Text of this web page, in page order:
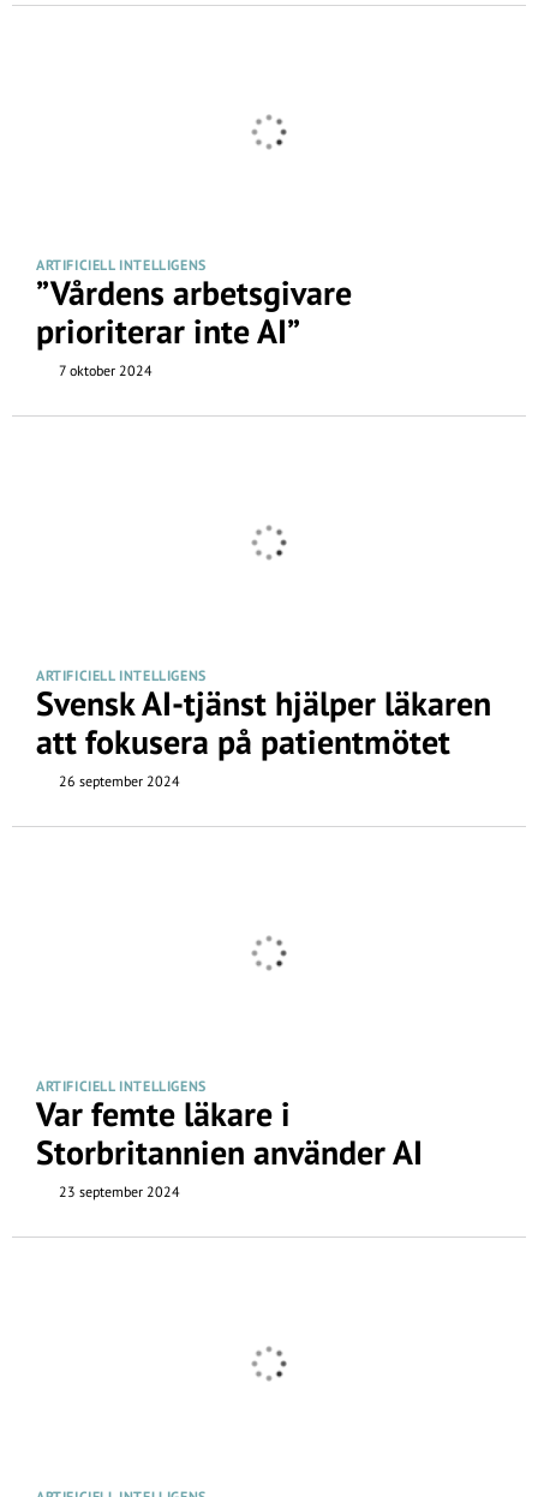
ARTIFICIELL INTELLIGENS
”Vårdens arbetsgivare
prioriterar inte AI”
7 oktober 2024
ARTIFICIELL INTELLIGENS
Svensk AI-tjänst hjälper läkaren
att fokusera på patientmötet
26 september 2024
ARTIFICIELL INTELLIGENS
Var femte läkare i
Storbritannien använder AI
23 september 2024